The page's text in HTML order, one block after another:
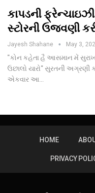
કાપડની
સ્ટોરની ઉજવણી
Jayesh Shahane May 3,
"કોન કહેતા હૈ આસમાન મેં
ઉછાલો યારો" સુરતની અગ્રણી
એકવાર આ…
HOME
PRIVACY